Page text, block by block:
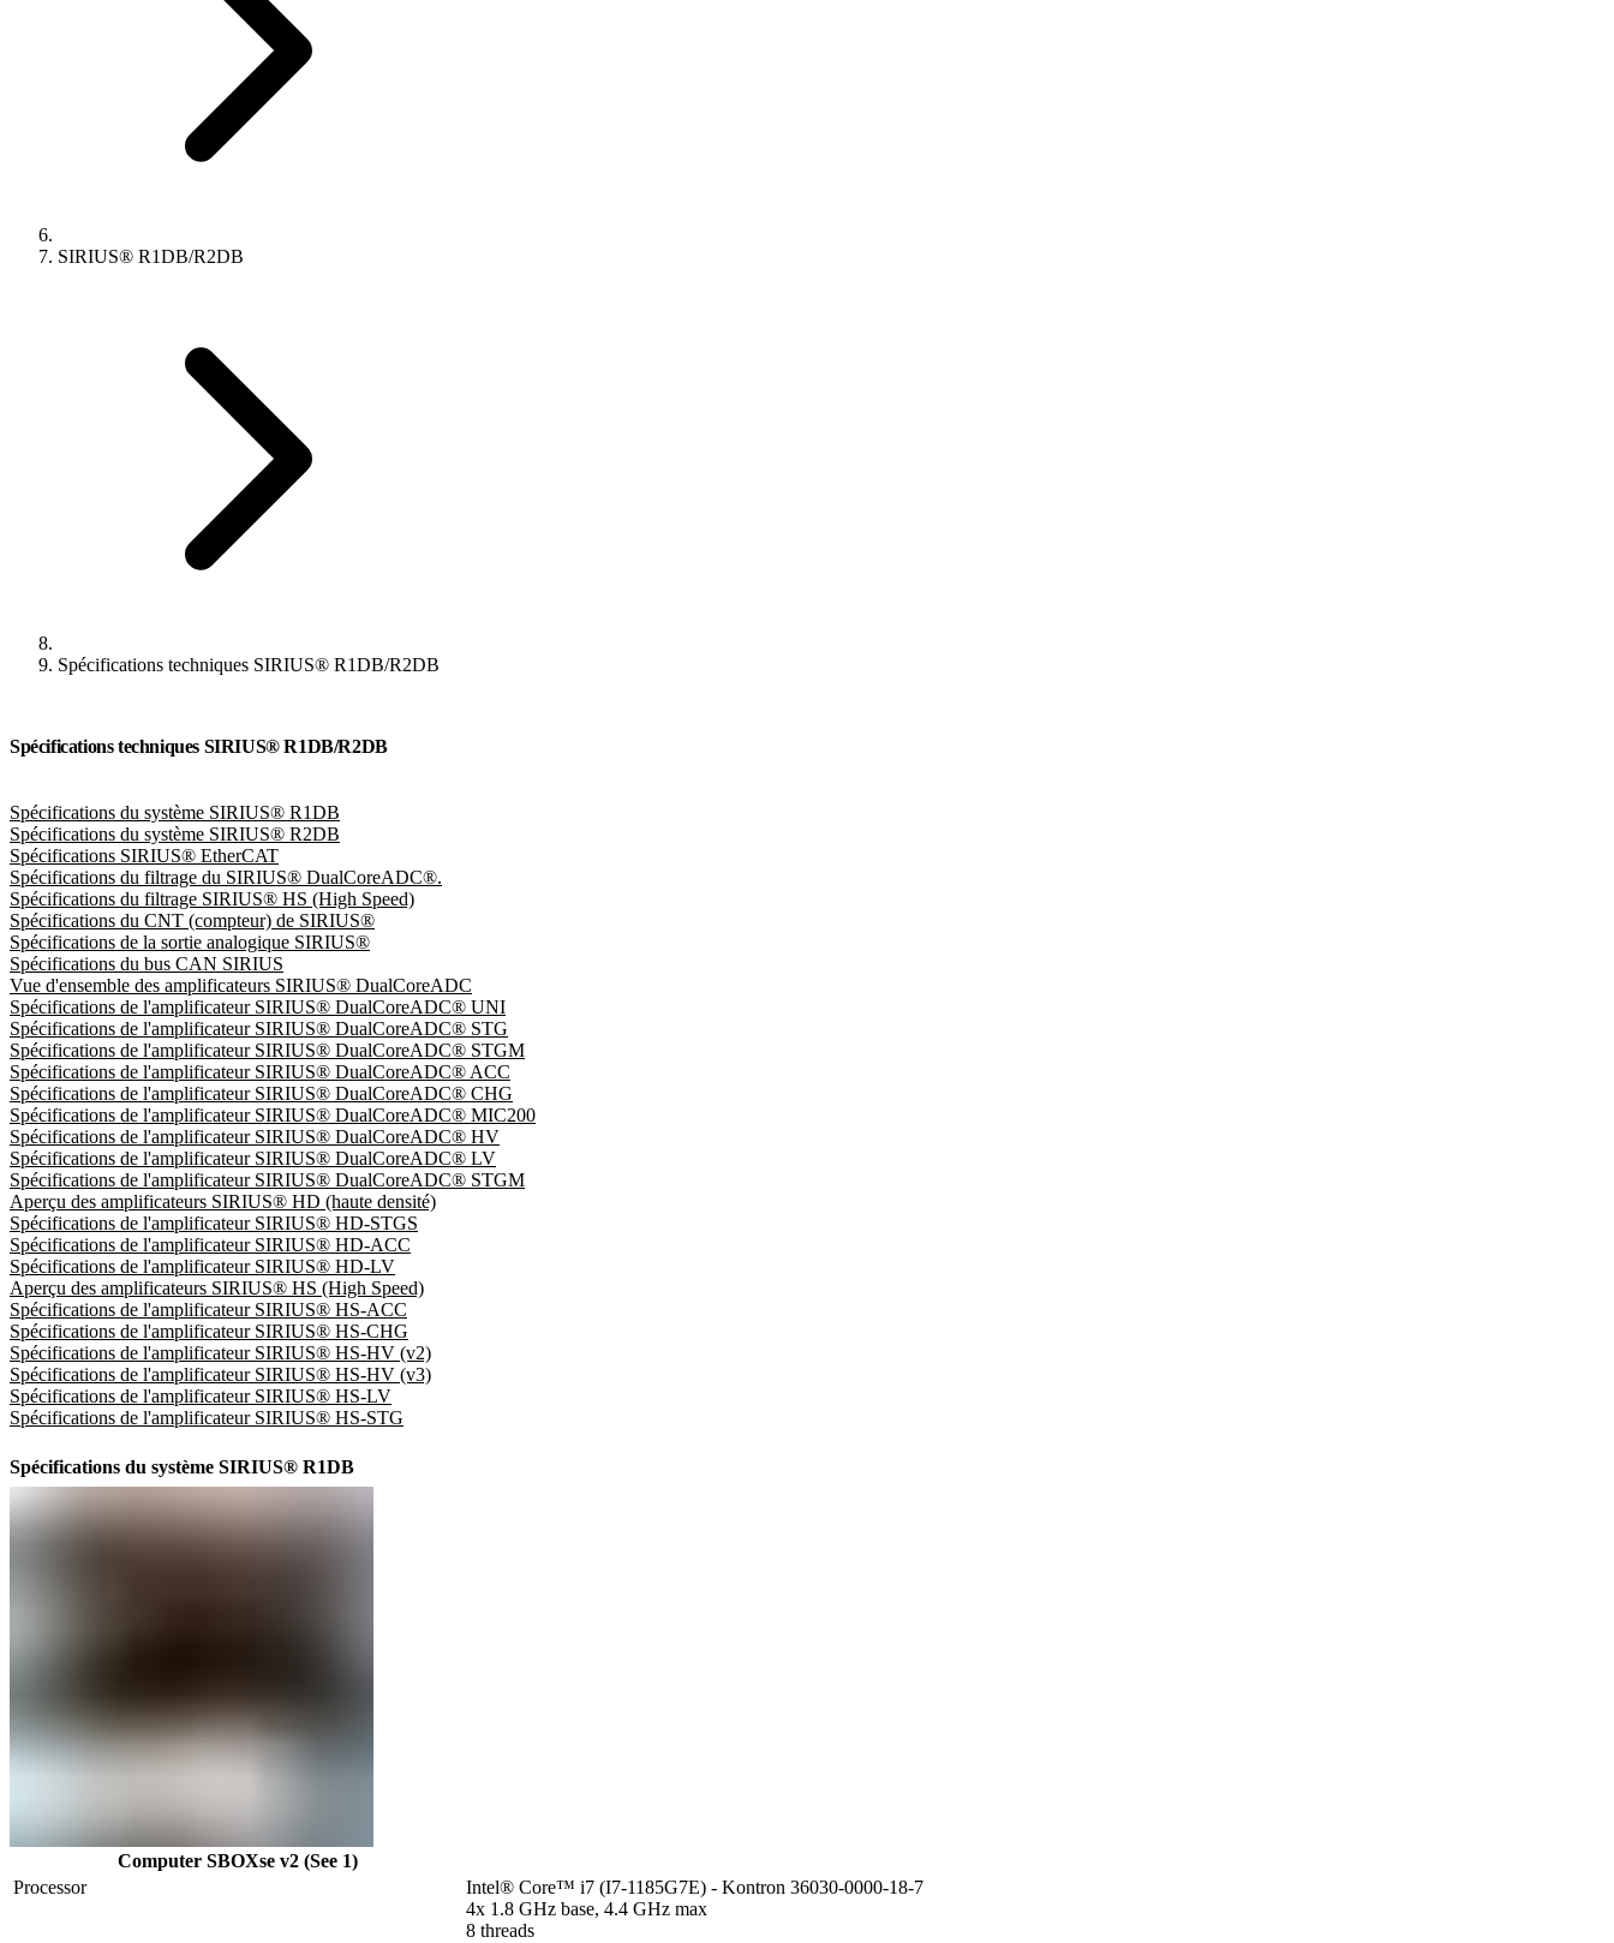
SIRIUS® R1DB/R2DB
Spécifications techniques SIRIUS® R1DB/R2DB
Spécifications techniques SIRIUS® R1DB/R2DB
Spécifications du système SIRIUS® R1DB
Spécifications du système SIRIUS® R2DB
Spécifications SIRIUS® EtherCAT
Spécifications du filtrage du SIRIUS® DualCoreADC®.
Spécifications du filtrage SIRIUS® HS (High Speed)
Spécifications du CNT (compteur) de SIRIUS®
Spécifications de la sortie analogique SIRIUS®
Spécifications du bus CAN SIRIUS
Vue d'ensemble des amplificateurs SIRIUS® DualCoreADC
Spécifications de l'amplificateur SIRIUS® DualCoreADC® UNI
Spécifications de l'amplificateur SIRIUS® DualCoreADC® STG
Spécifications de l'amplificateur SIRIUS® DualCoreADC® STGM
Spécifications de l'amplificateur SIRIUS® DualCoreADC® ACC
Spécifications de l'amplificateur SIRIUS® DualCoreADC® CHG
Spécifications de l'amplificateur SIRIUS® DualCoreADC® MIC200
Spécifications de l'amplificateur SIRIUS® DualCoreADC® HV
Spécifications de l'amplificateur SIRIUS® DualCoreADC® LV
Spécifications de l'amplificateur SIRIUS® DualCoreADC® STGM
Aperçu des amplificateurs SIRIUS® HD (haute densité)
Spécifications de l'amplificateur SIRIUS® HD-STGS
Spécifications de l'amplificateur SIRIUS® HD-ACC
Spécifications de l'amplificateur SIRIUS® HD-LV
Aperçu des amplificateurs SIRIUS® HS (High Speed)
Spécifications de l'amplificateur SIRIUS® HS-ACC
Spécifications de l'amplificateur SIRIUS® HS-CHG
Spécifications de l'amplificateur SIRIUS® HS-HV (v2)
Spécifications de l'amplificateur SIRIUS® HS-HV (v3)
Spécifications de l'amplificateur SIRIUS® HS-LV
Spécifications de l'amplificateur SIRIUS® HS-STG
Spécifications du système SIRIUS® R1DB
Computer SBOXse v2 (See 1)
Processor
Intel® Core™ i7 (I7-1185G7E) - Kontron 36030-0000-18-7
4x 1.8 GHz base, 4.4 GHz max
8 threads